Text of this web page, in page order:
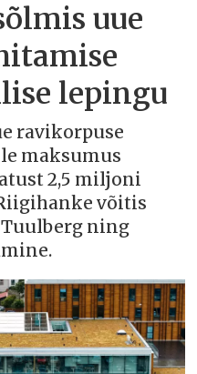
uue
lepingu
ravikorpuse
maksumus
2,5 miljoni
võitis
ning